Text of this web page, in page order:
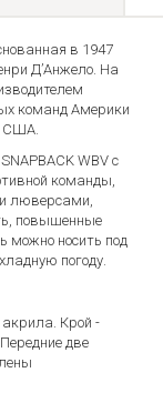
в 1947
Д’Анжело. На
команд Америки
США.
WBV с
команды,
люверсами,
повышенные
можно носить под
погоду.
Крой -
две